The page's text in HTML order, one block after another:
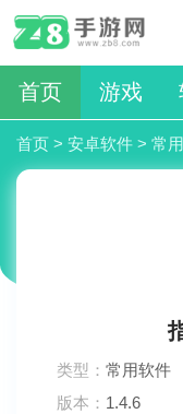
首页 游戏
首页 > 安卓软件 > 常
类型：常用软件
版本： 1.4.6